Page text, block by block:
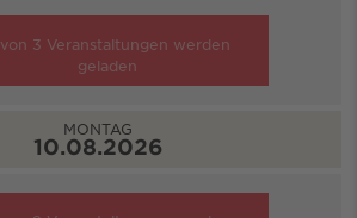
von 3 Veranstaltungen werden
geladen
MONTAG
10.08.2026